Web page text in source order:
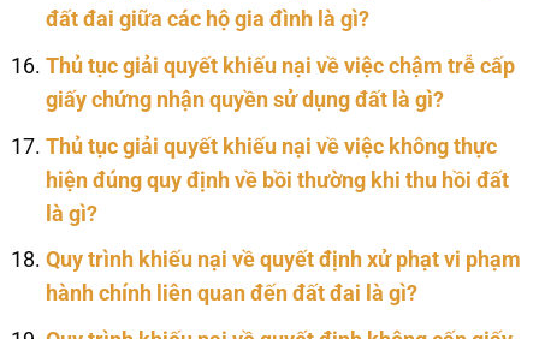
đất đai giữa các hộ gia đình là gì?
Thủ tục giải quyết khiếu nại về việc chậm trễ cấp
giấy chứng nhận quyền sử dụng đất là gì?
Thủ tục giải quyết khiếu nại về việc không thực
hiện đúng quy định về bồi thường khi thu hồi đất
là gì?
Quy trình khiếu nại về quyết định xử phạt vi phạm
hành chính liên quan đến đất đai là gì?